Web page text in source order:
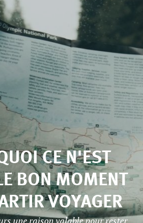
CE N'EST
BON MOMENT
VOYAGER
une raison valable pour rester